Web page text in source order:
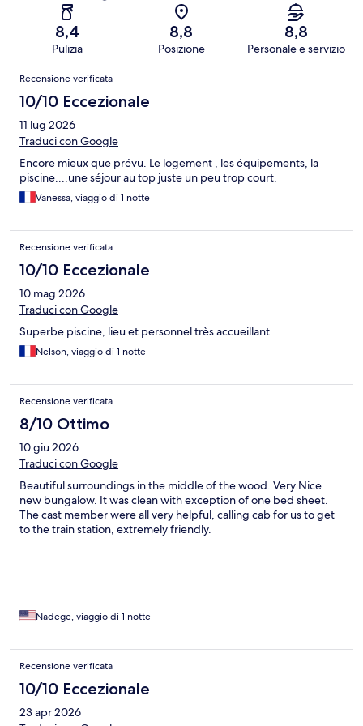
8,4
Pulizia
8,8
Posizione
8,8
Personale e servizio
Recensioni
Recensione verificata
10/10 Eccezionale
11 lug 2026
Traduci con Google
Encore mieux que prévu. Le logement , les équipements, la
piscine....une séjour au top juste un peu trop court.
Vanessa, viaggio di 1 notte
Recensione verificata
10/10 Eccezionale
10 mag 2026
Traduci con Google
Superbe piscine, lieu et personnel très accueillant
Nelson, viaggio di 1 notte
Recensione verificata
8/10 Ottimo
10 giu 2026
Traduci con Google
Beautiful surroundings in the middle of the wood. Very Nice
new bungalow. It was clean with exception of one bed sheet.
The cast member were all very helpful, calling cab for us to get
to the train station, extremely friendly.
Nadege, viaggio di 1 notte
Recensione verificata
10/10 Eccezionale
23 apr 2026